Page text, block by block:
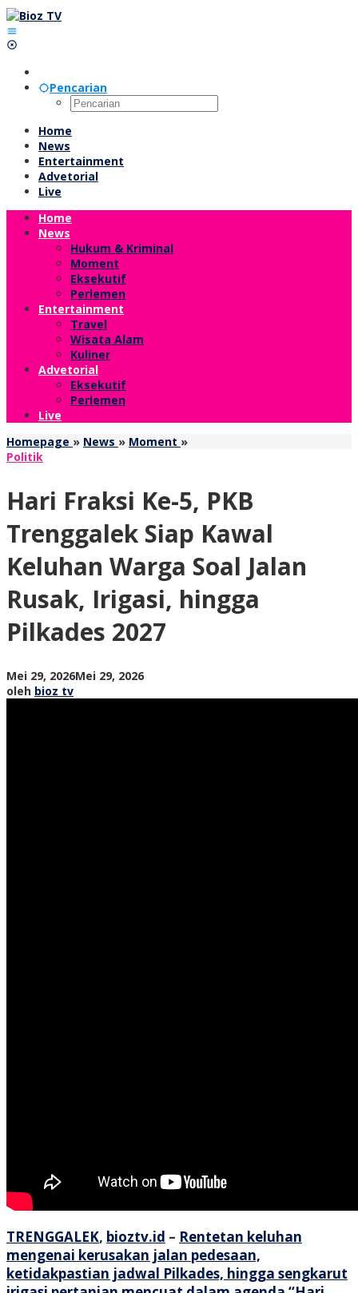
Lewati
ke
konten
Pencarian
Home
News
Entertainment
Advetorial
Live
Home
News
Hukum & Kriminal
Moment
Eksekutif
Perlemen
Entertainment
Travel
Wisata Alam
Kuliner
Advetorial
Eksekutif
Perlemen
Live
Homepage » News » Moment »Hari
PKB
Trenggalek
Siap
Kawal
Keluhan
Warga
Soal
Jalan
Politik
Hari Fraksi Ke-5, PKB
Trenggalek Siap Kawal
Keluhan Warga Soal Jalan
Rusak, Irigasi, hingga
Pilkades 2027
Mei 29, 2026Mei 29, 2026oleh
oleh bioz tv
TRENGGALEK, bioztv.id – Rentetan keluhan
mengenai kerusakan jalan pedesaan,
ketidakpastian jadwal Pilkades, hingga sengkarut